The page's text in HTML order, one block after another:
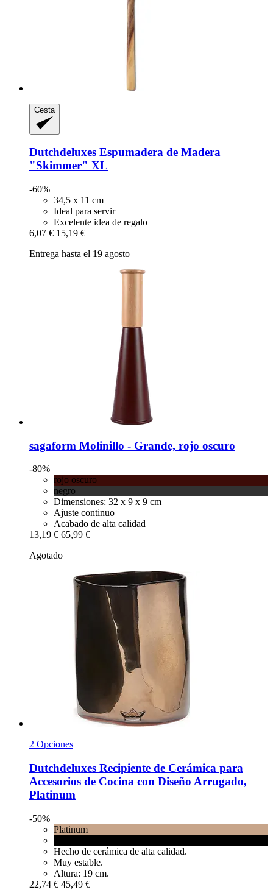
Cesta
Dutchdeluxes Espumadera de Madera
"Skimmer" XL
-60%
34,5 x 11 cm
Ideal para servir
Excelente idea de regalo
6,07 € 15,19 €
Entrega hasta el 19 agosto
sagaform Molinillo -​ Grande, rojo oscuro
-80%
rojo oscuro
negro
Dimensiones: 32 x 9 x 9 cm
Ajuste continuo
Acabado de alta calidad
13,19 € 65,99 €
Agotado
2 Opciones
Dutchdeluxes Recipiente de Cerámica para
Accesorios de Cocina con Diseño Arrugado,
Platinum
-50%
Platinum
Hecho de cerámica de alta calidad.
Muy estable.
Altura: 19 cm.
22,74 € 45,49 €